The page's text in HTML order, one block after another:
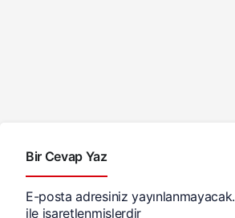
Bir Cevap Yaz
E-posta adresiniz yayınlanmayacak.
ile işaretlenmişlerdir